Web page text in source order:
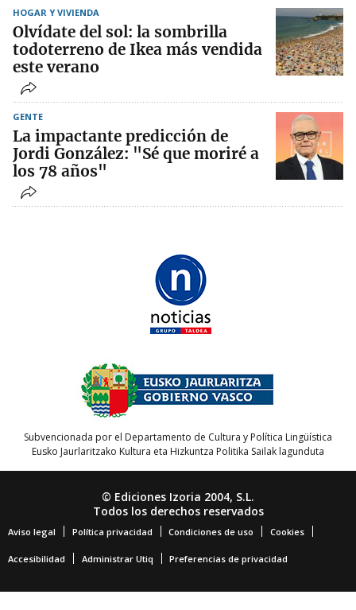
HOGAR Y VIVIENDA
Olvídate del sol: la sombrilla
todoterreno de Ikea más vendida
este verano
GENTE
La impactante predicción de
Jordi González: "Sé que moriré a
los 78 años"
Subvencionada por el Departamento de Cultura y Política Lingüística
Eusko Jaurlaritzako Kultura eta Hizkuntza Politika Sailak lagunduta
© Ediciones Izoria 2004, S.L.
Todos los derechos reservados
Aviso legal Política privacidad Condiciones de uso Cookies
Accesibilidad Administrar Utiq Preferencias de privacidad